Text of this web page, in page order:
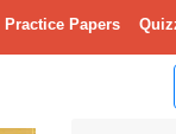
Practice Papers